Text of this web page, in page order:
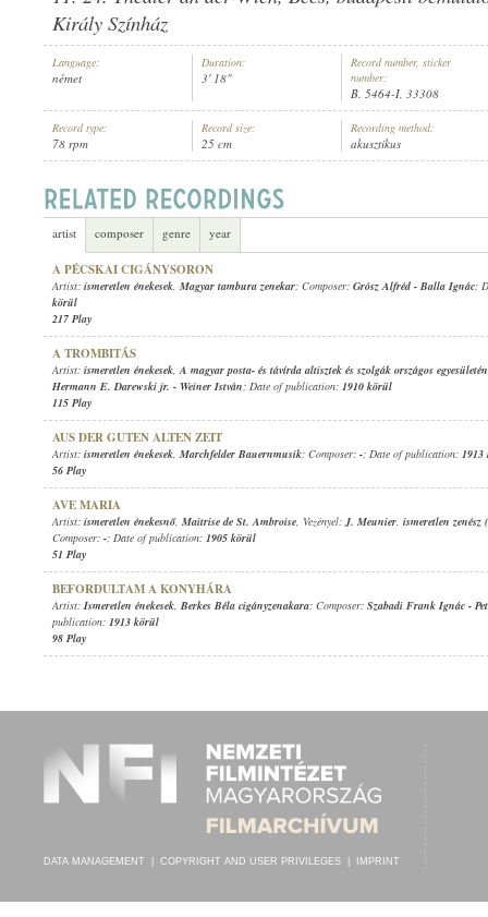
ARTIST: ISMERETLEN ÉNEKES,SAXOPHON-ORCHESTER DOBBRI
Király Színház
Language:
német
Duration:
3' 18"
Record number, sticker
number:
B. 5464-I, 33308
Record type:
78 rpm
Record size:
25 cm
Recording method:
akusztikus
artist composer genre year
A PÉCSKAI CIGÁNYSORON
Artist: ismeretlen énekesek, Magyar tambura zenekar; Composer: Grósz Alfréd - Balla Ignác;
körül
217 Play
A TROMBITÁS
Artist: ismeretlen énekesek,A magyar posta- és távírda altisztek és szolgák országos
Hermann E. Darewski jr. - Weiner István; Date of publication: 1910 körül
115 Play
AUS DER GUTEN ALTEN ZEIT
Artist: ismeretlen énekesek, Marchfelder Bauernmusik; Composer: -; Date of publication:
56 Play
AVE MARIA
Artist: ismeretlen énekesnő, Maitrise de St. Ambroise, Vezényel:J. Meunier, ismeretlen zenész
Composer: -; Date of publication: 1905 körül
51 Play
BEFORDULTAM A KONYHÁRA
Artist: Ismeretlen énekesek, Berkes Béla cigányzenakara; Composer: Szabadi Frank Ignác -
publication: 1913 körül
98 Play
DATA MANAGEMENT COPYRIGHT AND USER PRIVILEGES IMPRINT